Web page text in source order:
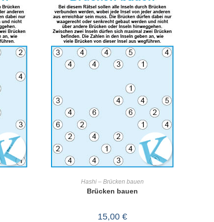
Hashi – Brücken bauen
Brücken bauen
15,00€